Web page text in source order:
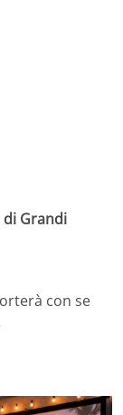
di Grandi
con se